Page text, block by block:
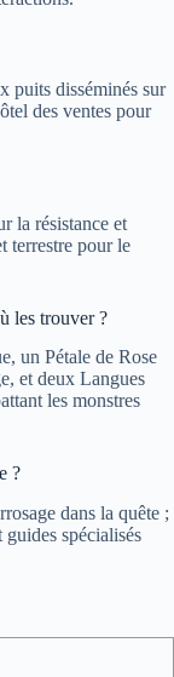
puits disséminés sur
des ventes pour
la résistance et
terrestre pour le
les trouver ?
un Pétale de Rose
et deux Langues
les monstres
?
dans la quête ;
spécialisés